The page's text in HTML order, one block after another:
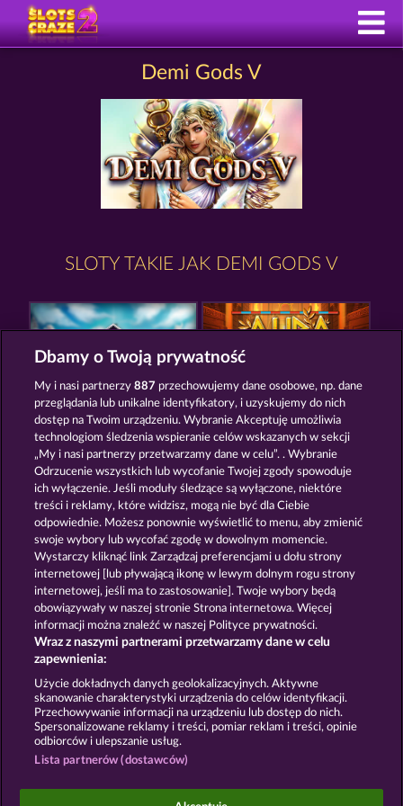
Demi Gods V
SLOTY TAKIE JAK DEMI GODS V
THE GUARDIAN GOD: HEIMDALL'S HORN AURA OF JUPITER
MEDUSA'S LAIR
Zasady i warunki Polityka prywatności
Nota prawna Firma FAQ Facebook
Prześlij wniosek o wypłatę
Gry społecznościowe mają przeznaczenie czysto
Dbamy o Twoją prywatność
My i nasi partnerzy887 przechowujemy dane osobowe, np. dane
przeglądania lub unikalne identyfikatory, i uzyskujemy do nich
dostęp na Twoim urządzeniu. Wybranie Akceptuję umożliwia
technologiom śledzenia wspieranie celów wskazanych w sekcji
„My i nasi partnerzy przetwarzamy dane w celu”. . Wybranie
Odrzucenie wszystkich lub wycofanie Twojej zgody spowoduje
ich wyłączenie. Jeśli moduły śledzące są wyłączone, niektóre
treści i reklamy, które widzisz, mogą nie być dla Ciebie
odpowiednie. Możesz ponownie wyświetlić to menu, aby zmienić
swoje wybory lub wycofać zgodę w dowolnym momencie.
Wystarczy kliknąć link Zarządzaj preferencjami u dołu strony
internetowej [lub pływającą ikonę w lewym dolnym rogu strony
internetowej, jeśli ma to zastosowanie]. Twoje wybory będą
obowiązywały w naszej stronie Strona internetowa. Więcej
informacji można znaleźć w naszej Polityce prywatności.
Wraz z naszymi partnerami przetwarzamy dane w celu
zapewnienia:
Użycie dokładnych danych geolokalizacyjnych. Aktywne
skanowanie charakterystyki urządzenia do celów identyfikacji.
Przechowywanie informacji na urządzeniu lub dostęp do nich.
Spersonalizowane reklamy i treści, pomiar reklam i treści, opinie
odbiorców i ulepszanie usług.
Lista partnerów (dostawców)